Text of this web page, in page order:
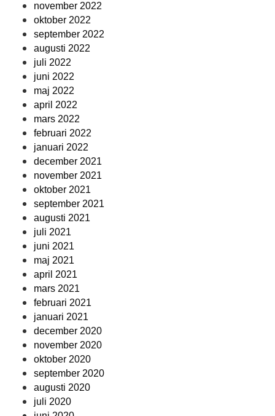
november 2022
oktober 2022
september 2022
augusti 2022
juli 2022
juni 2022
maj 2022
april 2022
mars 2022
februari 2022
januari 2022
december 2021
november 2021
oktober 2021
september 2021
augusti 2021
juli 2021
juni 2021
maj 2021
april 2021
mars 2021
februari 2021
januari 2021
december 2020
november 2020
oktober 2020
september 2020
augusti 2020
juli 2020